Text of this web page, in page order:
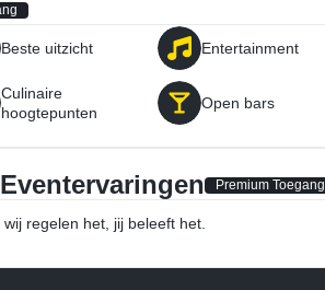
Beste uitzicht Entertainment
Culinaire
hoogtepunten
Open bars
Premium Toegang
regelen het, jij beleeft het.